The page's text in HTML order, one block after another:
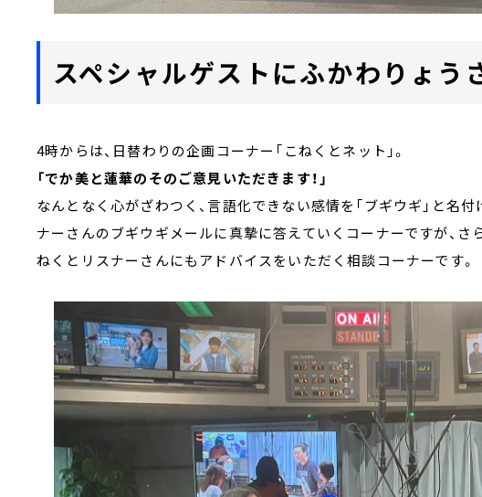
スペシャルゲストにふかわりょう
4時からは、日替わりの企画コーナー「こねくとネット」。
「でか美と蓮華のそのご意見いただきます！」
なんとなく心がざわつく、言語化できない感情を「ブギウギ」と名
ナーさんのブギウギメールに真摯に答えていくコーナーですが、さ
ねくとリスナーさんにもアドバイスをいただく相談コーナーです。